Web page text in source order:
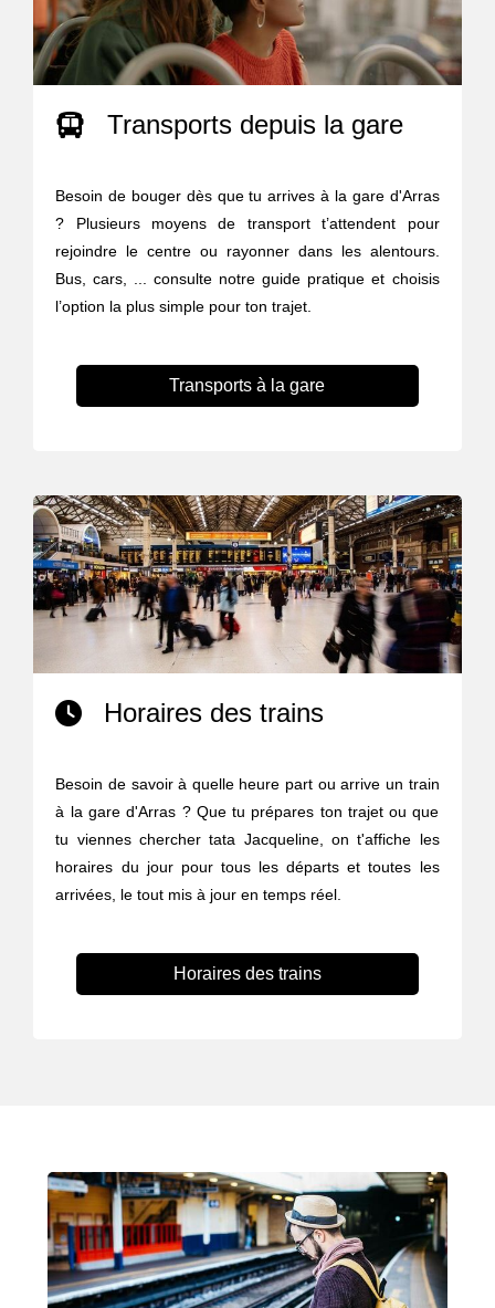
Transports depuis la gare
Besoin de bouger dès que tu arrives à la gare d'Arras
? Plusieurs moyens de transport t’attendent pour
rejoindre le centre ou rayonner dans les alentours.
Bus, cars, ... consulte notre guide pratique et choisis
l’option la plus simple pour ton trajet.
Transports à la gare
Horaires des trains
Besoin de savoir à quelle heure part ou arrive un train
à la gare d'Arras ? Que tu prépares ton trajet ou que
tu viennes chercher tata Jacqueline, on t'affiche les
horaires du jour pour tous les départs et toutes les
arrivées, le tout mis à jour en temps réel.
Horaires des trains